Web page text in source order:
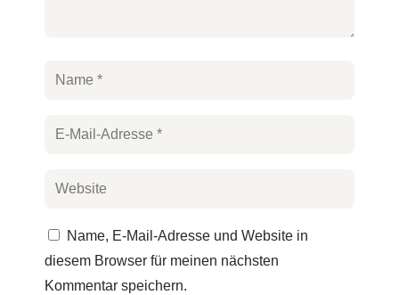
Name, E-Mail-Adresse und Website in
diesem Browser für meinen nächsten
Kommentar speichern.